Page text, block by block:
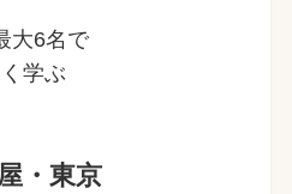
大6名で
学ぶ
・東京